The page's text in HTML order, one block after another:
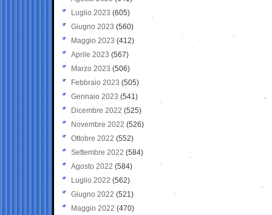
Luglio 2023 (605)
Giugno 2023 (560)
Maggio 2023 (412)
Aprile 2023 (567)
Marzo 2023 (506)
Febbraio 2023 (505)
Gennaio 2023 (541)
Dicembre 2022 (525)
Novembre 2022 (526)
Ottobre 2022 (552)
Settembre 2022 (584)
Agosto 2022 (584)
Luglio 2022 (562)
Giugno 2022 (521)
Maggio 2022 (470)